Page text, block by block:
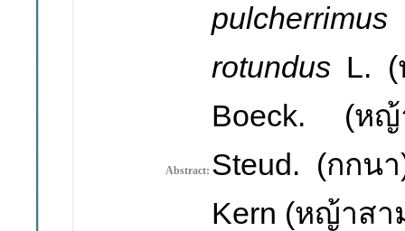
Abstract:
pulcherrimus
rotundus L. (
Boeck. (หญ้
Steud. (กกนา
Kern (หญ้าสา